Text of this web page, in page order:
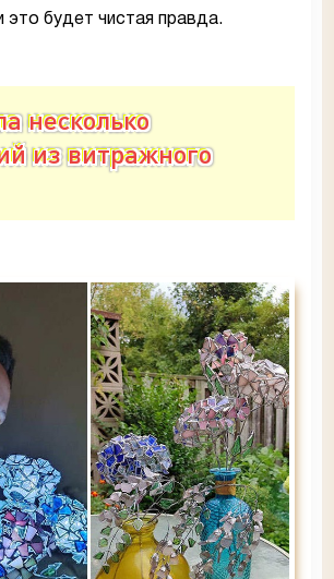
это будет чистая правда.
несколько
из витражного